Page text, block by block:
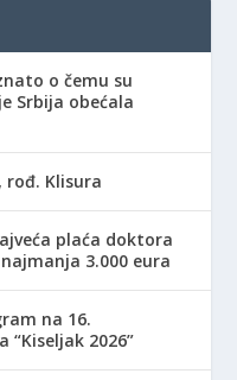
o čemu su
Srbija obećala
rođ. Klisura
plaća doktora
3.000 eura
na 16.
2026”